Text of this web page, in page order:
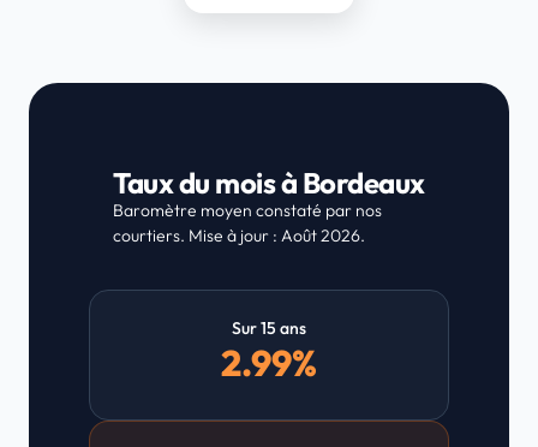
Taux du mois à Bordeaux
Baromètre moyen constaté par nos
courtiers. Mise à jour : Août 2026.
Sur 15 ans
2.99%